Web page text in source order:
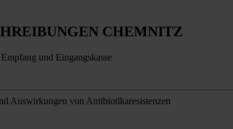
CHEMNITZ
und Eingangskasse
Auswirkungen von Antibiotikaresistenzen